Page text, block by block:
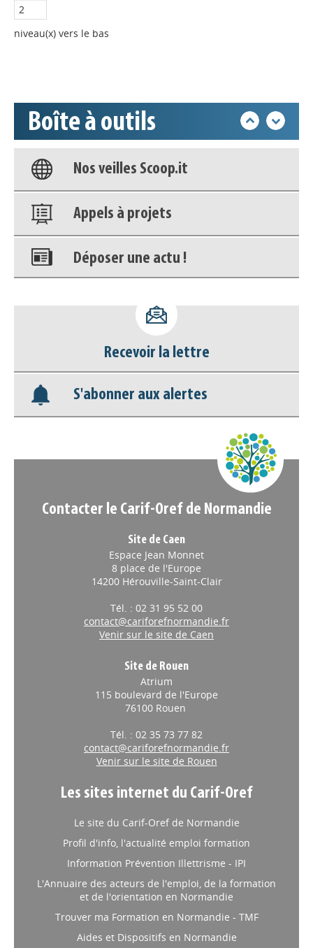
niveau(x) vers le bas
Boîte à outils
Déposer une actu !
Base documentaire
Nos veilles Scoop.it
Appels à projets
Déposer une actu !
déconnecter)
Base documentaire
Nos veilles Scoop.it
Recevoir la lettre
S'abonner aux alertes
Contacter le Carif-Oref de Normandie
Site de Caen
Espace Jean Monnet
8 place de l'Europe
14200 Hérouville-Saint-Clair
Tél. : 02 31 95 52 00
contact@cariforefnormandie.fr
Venir sur le site de Caen
Site de Rouen
Atrium
115 boulevard de l'Europe
76100 Rouen
Tél. : 02 35 73 77 82
contact@cariforefnormandie.fr
Venir sur le site de Rouen
Les sites internet du Carif-Oref
Le site du Carif-Oref de Normandie
Profil d'info, l'actualité emploi formation
Information Prévention Illettrisme - IPI
L'Annuaire des acteurs de l'emploi, de la formation
et de l'orientation en Normandie
Trouver ma Formation en Normandie - TMF
Aides et Dispositifs en Normandie